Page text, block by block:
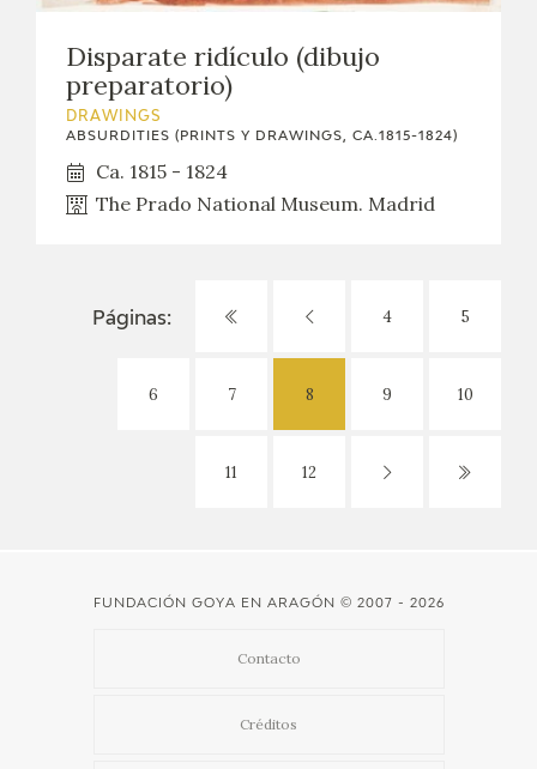
Disparate ridículo (dibujo
preparatorio)
DRAWINGS
ABSURDITIES (PRINTS Y DRAWINGS, CA.1815-1824)
Ca. 1815 - 1824
The Prado National Museum. Madrid
Páginas: 4 5
6 7 8 9 10
11 12
FUNDACIÓN GOYA EN ARAGÓN © 2007 - 2026
Contacto
Créditos